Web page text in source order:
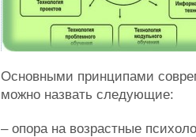
Основными принципами
можно назвать следующие:
– опора на возрастные